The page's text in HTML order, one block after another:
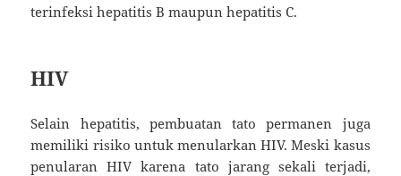
terinfeksi hepatitis B maupun hepatitis C.
HIV
Selain hepatitis, pembuatan tato permanen juga
memiliki risiko untuk menularkan HIV. Meski kasus
penularan HIV karena tato jarang sekali terjadi,